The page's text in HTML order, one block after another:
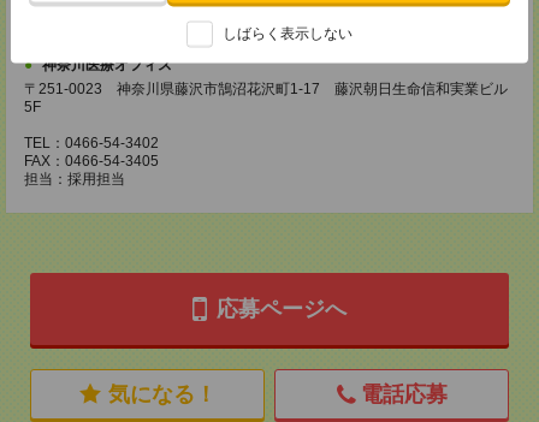
しばらく表示しない
FAX：044-233-4305
神奈川医療オフィス
〒251-0023 神奈川県藤沢市鵠沼花沢町1-17 藤沢朝日生命信和実業ビル
5F
TEL：0466-54-3402
FAX：0466-54-3405
担当：採用担当
応募ページへ
気になる！ 電話応募